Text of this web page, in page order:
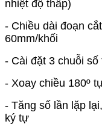
nhiệt độ thấp)
- Chiều dài đoạn
60mm/khối
- Cài đặt 3 chuỗi số
- Xoay chiều 180º
- Tăng số lần lặp
ký tự